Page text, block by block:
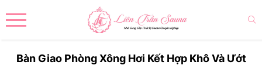
Bàn Giao Phòng Xông Hơi Kết Hợp Khô Và Ướt